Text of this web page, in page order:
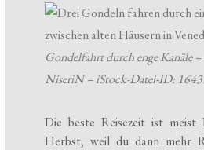
Gondelfahrt durch enge Kanäle
NiseriN – iStock-Datei-ID:
Die beste Reisezeit ist meist
Herbst, weil du dann mehr